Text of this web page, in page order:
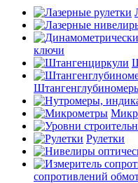
ключи
Рулетки
сопротивлений